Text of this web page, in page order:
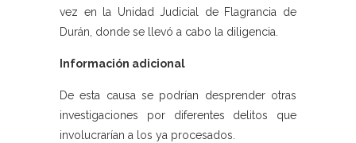
vez en la Unidad Judicial de Flagrancia de
Durán, donde se llevó a cabo la diligencia.
Información adicional
De esta causa se podrían desprender otras
investigaciones por diferentes delitos que
involucrarían a los ya procesados.